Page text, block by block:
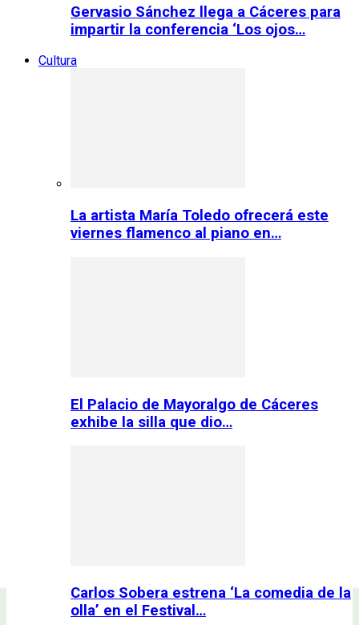
Gervasio Sánchez llega a Cáceres para
impartir la conferencia ‘Los ojos…
Cultura
La artista María Toledo ofrecerá este
viernes flamenco al piano en…
El Palacio de Mayoralgo de Cáceres
exhibe la silla que dio…
Carlos Sobera estrena ‘La comedia de la
olla’ en el Festival…